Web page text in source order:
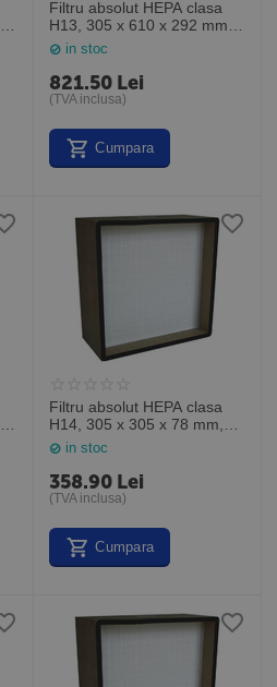
Filtru absolut HEPA clasa
H13, 305 x 610 x 292 mm,
MP13122412, General
Filter Italia
in stoc
821.50 Lei
(TVA inclusa)
Cumpara
Filtru absolut HEPA clasa
H14, 305 x 305 x 78 mm,
MP14121203, General
Filter Italia
in stoc
358.90 Lei
(TVA inclusa)
Cumpara